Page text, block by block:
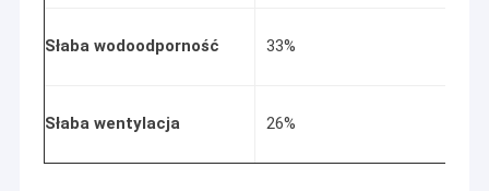
Słaba wodoodporność 33%
Słaba wentylacja 26%